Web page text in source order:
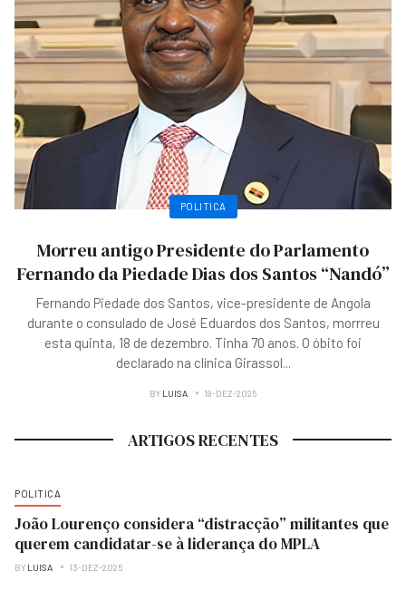
POLITICA
Morreu antigo Presidente do Parlamento
Fernando da Piedade Dias dos Santos “Nandó”
Fernando Piedade dos Santos, vice-presidente de Angola
durante o consulado de José Eduardos dos Santos, morrreu
esta quinta, 18 de dezembro. Tinha 70 anos. O óbito foi
declarado na clínica Girassol...
BY LUISA 18-DEZ-2025
ARTIGOS RECENTES
POLITICA
João Lourenço considera “distracção” militantes que
querem candidatar-se à liderança do MPLA
BY LUISA 13-DEZ-2025